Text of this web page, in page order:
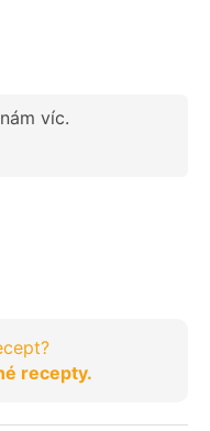
víc.
recepty.